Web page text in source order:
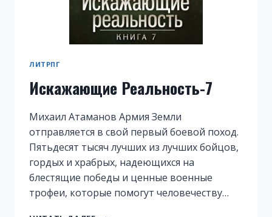
ЛИТРПГ
Искажающие Реальность-7
Михаил Атаманов Армия Земли
отправляется в свой первый боевой поход.
Пятьдесят тысяч лучших из лучших бойцов,
гордых и храбрых, надеющихся на
блестящие победы и ценные военные
трофеи, которые помогут человечеству…